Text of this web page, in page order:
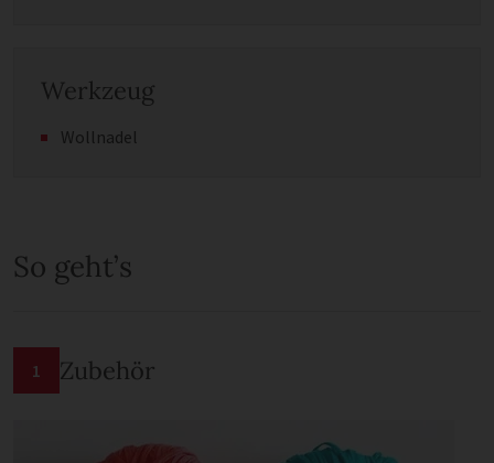
Werkzeug
Wollnadel
So geht’s
1 Zubehör